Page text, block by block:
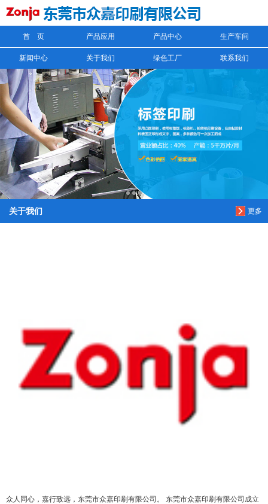
首 页 产品应用 产品中心 生产车间
新闻中心 关于我们 绿色工厂 联系我们
更多
关于我们
众人同心，嘉行致远，东莞市众嘉印刷有限公司。 东莞市众嘉印刷有限公司成立
信息搜索
搜索